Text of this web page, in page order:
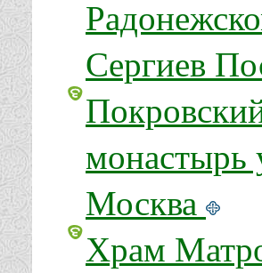
Сергиев
монастырь
Москва
Храм